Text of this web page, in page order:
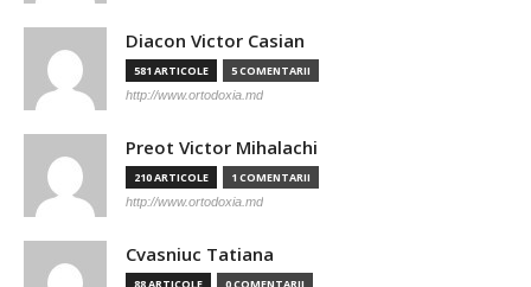
Diacon Victor Casian
581 ARTICOLE 5 COMENTARII
http://www.ortodoxia.md
Preot Victor Mihalachi
210 ARTICOLE 1 COMENTARII
http://www.ortodoxia.md
Cvasniuc Tatiana